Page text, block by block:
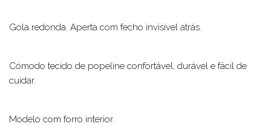
€20,99.€14,69.
Gola redonda. Aperta com fecho invisível atrás.
Cómodo tecido de popeline confortável, durável e fácil de
cuidar.
Modelo com forro interior.